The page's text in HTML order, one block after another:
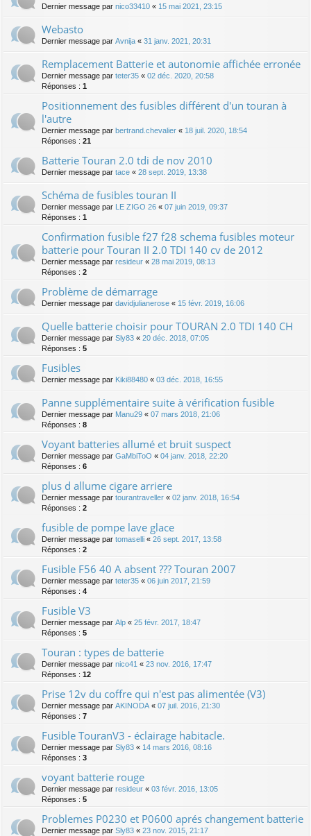
Dernier message par nico33410 « 15 mai 2021, 23:15
Webasto
Dernier message par Avnija « 31 janv. 2021, 20:31
Remplacement Batterie et autonomie affichée erronée
Dernier message par teter35 « 02 déc. 2020, 20:58
Réponses : 1
Positionnement des fusibles différent d'un touran à
l'autre
Dernier message par bertrand.chevalier « 18 juil. 2020, 18:54
Réponses : 21
Batterie Touran 2.0 tdi de nov 2010
Dernier message par tace « 28 sept. 2019, 13:38
Schéma de fusibles touran II
Dernier message par LE ZIGO 26 « 07 juin 2019, 09:37
Réponses : 1
Confirmation fusible f27 f28 schema fusibles moteur
batterie pour Touran II 2.0 TDI 140 cv de 2012
Dernier message par resideur « 28 mai 2019, 08:13
Réponses : 2
Problème de démarrage
Dernier message par davidjulianerose « 15 févr. 2019, 16:06
Quelle batterie choisir pour TOURAN 2.0 TDI 140 CH
Dernier message par Sly83 « 20 déc. 2018, 07:05
Réponses : 5
Fusibles
Dernier message par Kiki88480 « 03 déc. 2018, 16:55
Panne supplémentaire suite à vérification fusible
Dernier message par Manu29 « 07 mars 2018, 21:06
Réponses : 8
Voyant batteries allumé et bruit suspect
Dernier message par GaMbiToO « 04 janv. 2018, 22:20
Réponses : 6
plus d allume cigare arriere
Dernier message par tourantraveller « 02 janv. 2018, 16:54
Réponses : 2
fusible de pompe lave glace
Dernier message par tomaselli « 26 sept. 2017, 13:58
Réponses : 2
Fusible F56 40 A absent ??? Touran 2007
Dernier message par teter35 « 06 juin 2017, 21:59
Réponses : 4
Fusible V3
Dernier message par Alp « 25 févr. 2017, 18:47
Réponses : 5
Touran : types de batterie
Dernier message par nico41 « 23 nov. 2016, 17:47
Réponses : 12
Prise 12v du coffre qui n'est pas alimentée (V3)
Dernier message par AKINODA « 07 juil. 2016, 21:30
Réponses : 7
Fusible TouranV3 - éclairage habitacle.
Dernier message par Sly83 « 14 mars 2016, 08:16
Réponses : 3
voyant batterie rouge
Dernier message par resideur « 03 févr. 2016, 13:05
Réponses : 5
Problemes P0230 et P0600 aprés changement batterie
Dernier message par Sly83 « 23 nov. 2015, 21:17